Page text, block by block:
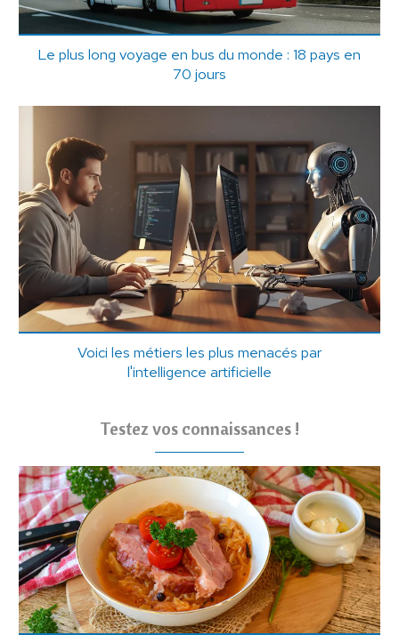
Le plus long voyage en bus du monde : 18 pays en
70 jours
Voici les métiers les plus menacés par
l'intelligence artificielle
Testez vos connaissances !